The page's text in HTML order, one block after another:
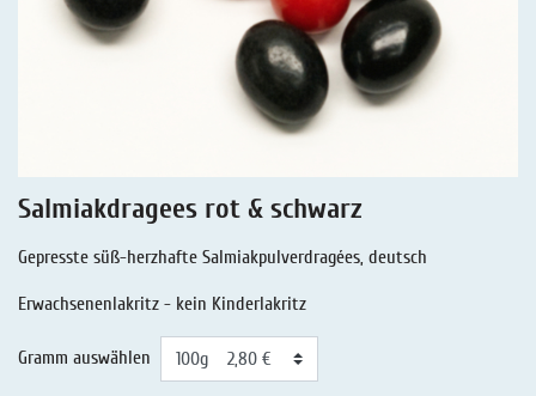
Extra Salziges Lakritz
Reines Lakritz
Lakritz - Schachteln & Dosen
Lakritz - Getränke
Lakritz - Rezepte
Lakritz-Gedichte
Salmiakdragees rot & schwarz
Gepresste süß-herzhafte Salmiakpulverdragées, deutsch
Erwachsenenlakritz - kein Kinderlakritz
Gramm auswählen